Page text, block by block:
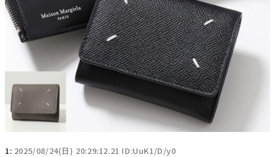
1: 2025/08/24(日) 20:29:12.21 ID:UuK1/D/y0